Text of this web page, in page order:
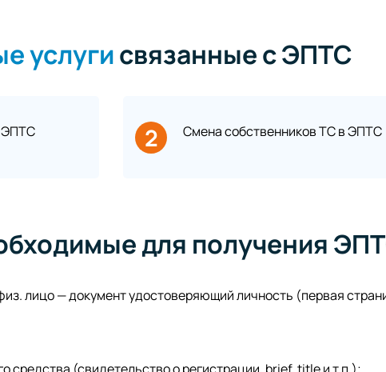
услугисвязанные с ЭПТС
ЭПТС 2 Смена собственников ТС в ЭПТС
для получения
лицо — документ удостоверяющий личность (первая